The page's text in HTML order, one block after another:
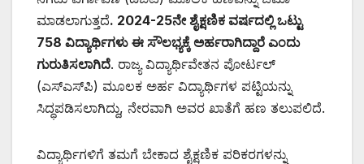
ಮಾಡಲಾಗುತ್ತದೆ. 2024-25ನೇ ಶೈಕ್ಷಣಿಕ ವರ್ಷದಲ್ಲಿ ಒಟ್ಟು
758 ವಿದ್ಯಾರ್ಥಿಗಳು ಈ ಸೌಲಭ್ಯಕ್ಕೆ ಅರ್ಹರಾಗಿದ್ದಾರೆ ಎಂದು
ಗುರುತಿಸಲಾಗಿದೆ. ರಾಜ್ಯ ವಿದ್ಯಾರ್ಥಿವೇತನ ಪೋರ್ಟಲ್
(ಎಸ್‌ಎಸ್‌ಪಿ) ಮೂಲಕ ಅರ್ಹ ವಿದ್ಯಾರ್ಥಿಗಳ ಪಟ್ಟಿಯನ್ನು
ಸಿದ್ಧಪಡಿಸಲಾಗಿದ್ದು, ನೇರವಾಗಿ ಅವರ ಖಾತೆಗೆ ಹಣ ತಲುಪಲಿದೆ.
ವಿದ್ಯಾರ್ಥಿಗಳಿಗೆ ತಮಗೆ ಬೇಕಾದ ಶೈಕ್ಷಣಿಕ ಪರಿಕರಗಳನ್ನು